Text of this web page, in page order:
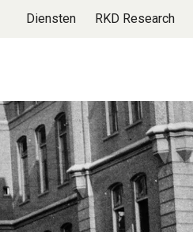
Diensten RKD Research